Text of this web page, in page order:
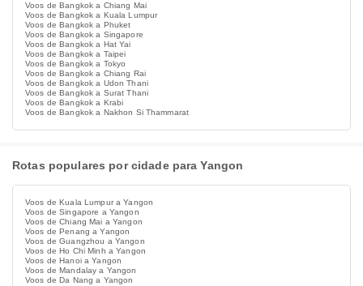
Voos de Bangkok a Chiang Mai
Voos de Bangkok a Kuala Lumpur
Voos de Bangkok a Phuket
Voos de Bangkok a Singapore
Voos de Bangkok a Hat Yai
Voos de Bangkok a Taipei
Voos de Bangkok a Tokyo
Voos de Bangkok a Chiang Rai
Voos de Bangkok a Udon Thani
Voos de Bangkok a Surat Thani
Voos de Bangkok a Krabi
Voos de Bangkok a Nakhon Si Thammarat
Rotas populares por cidade para Yangon
Voos de Kuala Lumpur a Yangon
Voos de Singapore a Yangon
Voos de Chiang Mai a Yangon
Voos de Penang a Yangon
Voos de Guangzhou a Yangon
Voos de Ho Chi Minh a Yangon
Voos de Hanoi a Yangon
Voos de Mandalay a Yangon
Voos de Da Nang a Yangon